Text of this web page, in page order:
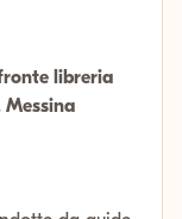
libreria